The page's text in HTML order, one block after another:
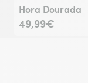
Hora Dourada
49,99€